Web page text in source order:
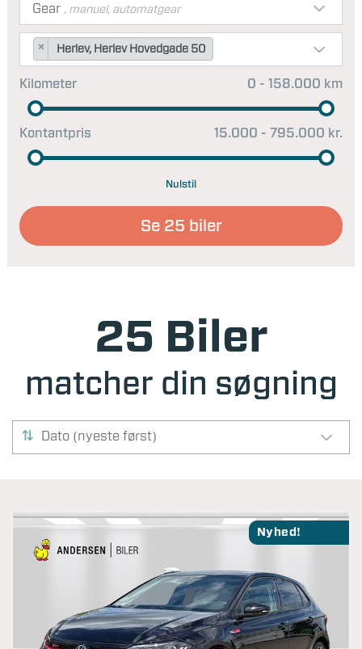
Kontantpris 15.000 - 795.000 kr.
Kilometer 0 - 158.000 km
Gear , manuel, automatgear
× Herlev, Herlev Hovedgade 50
Nulstil
Se 25 biler
25 Biler
matcher din søgning
Dato (nyeste først)
Nyhed!